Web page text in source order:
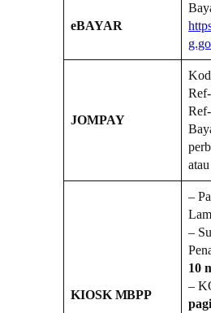
eBAYAR
JOMPAY
KIOSK MBPP
–
–
10
–